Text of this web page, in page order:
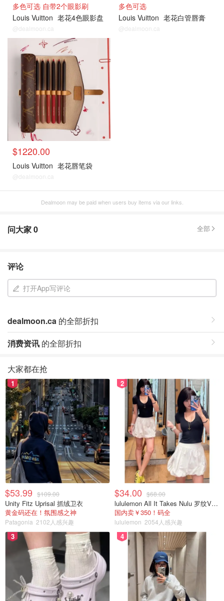
多色可选 自带2个眼影刷
Louis Vuitton 老花4色眼影盘
@dealmoon.ca
多色可选
Louis Vuitton 老花白管唇膏
@dealmoon.ca
$1220.00
Louis Vuitton 老花唇笔袋
@dealmoon.ca
Dealmoon may be paid when users buy items via our links.
问大家0 全部
评论
打开App写评论
dealmoon.ca 的全部折扣
消费资讯 的全部折扣
大家都在抢
1
$53.99 $109.00
Unity Fitz Uprisal 抓绒卫衣
黄金码还在！氛围感之神
Patagonia 2102人感兴趣
2
$34.00 $68.00
lululemon All It Takes Nulu 罗纹V领短袖T恤
国内卖￥350！码全
lululemon 2054人感兴趣
3 4